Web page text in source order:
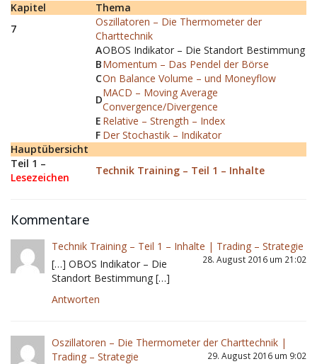
Kapitel
Thema
7
Oszillatoren – Die Thermometer der
Charttechnik
AOBOS Indikator – Die Standort Bestimmung
BMomentum – Das Pendel der Börse
COn Balance Volume – und Moneyflow
D
MACD – Moving Average
Convergence/Divergence
E Relative – Strength – Index
F Der Stochastik – Indikator
Hauptübersicht
Teil 1 –
Lesezeichen
Technik Training – Teil 1 – Inhalte
Kommentare
Technik Training – Teil 1 – Inhalte | Trading – Strategie
28. August 2016 um 21:02
[…] OBOS Indikator – Die
Standort Bestimmung […]
Antworten
Oszillatoren – Die Thermometer der Charttechnik |
Trading – Strategie
29. August 2016 um 9:02